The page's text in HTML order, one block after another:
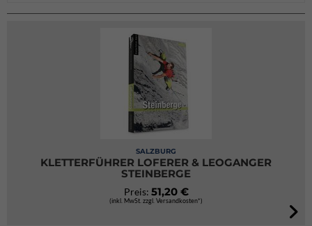
SALZBURG
KLETTERFÜHRER LOFERER & LEOGANGER
STEINBERGE
Preis: 51,20 €
(inkl. MwSt. zzgl. Versandkosten*)